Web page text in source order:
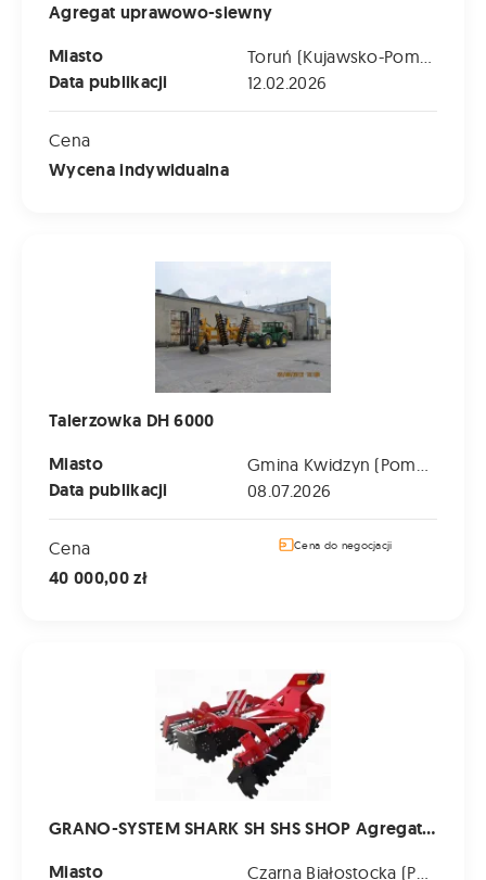
Agregat uprawowo-siewny
Miasto
Toruń (Kujawsko-Pomorskie)
Data publikacji 12.02.2026
Cena
Wycena indywidualna
Talerzowka DH 6000
Miasto
Gmina Kwidzyn (Pomorskie)
Data publikacji 08.07.2026
Cena
40 000,00 zł
Cena do negocjacji
GRANO-SYSTEM SHARK SH SHS SHOP Agregat Talerzowy Uprawowy Siewny GRAND
Miasto
Czarna Białostocka (Podlaskie)